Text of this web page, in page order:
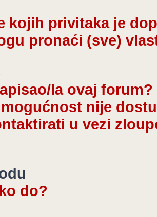
kojih privitaka je
pronaći (sve)
la ovaj forum?
nije
u vezi
do?